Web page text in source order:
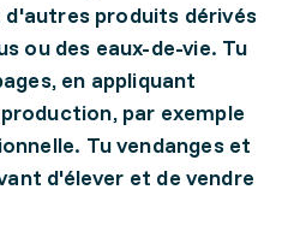
produits dérivés
ou des eaux-de-vie. Tu
en appliquant
par exemple
Tu vendanges et
d'élever et de vendre